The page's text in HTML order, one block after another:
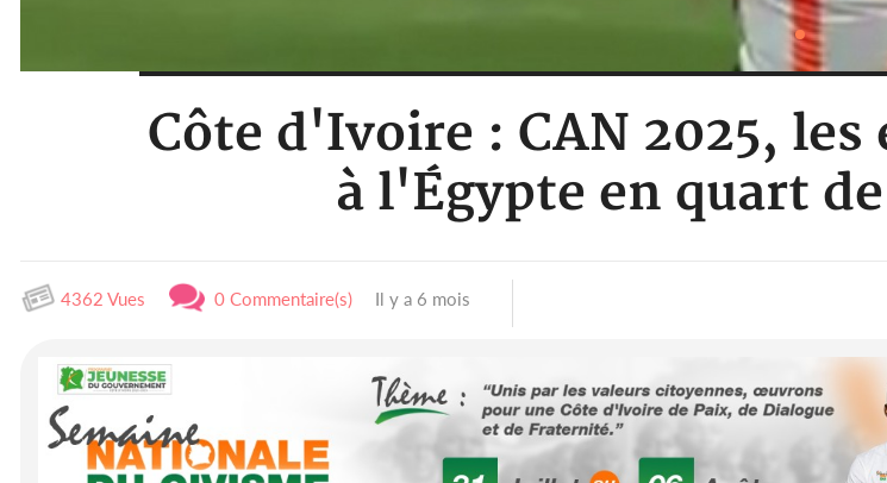
Côte d'Ivoire : CAN 2025,
à l'Égypte en quart
4362 Vues 0 Commentaire(s) Il y a 6 mois